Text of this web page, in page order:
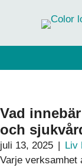
Vad
och
juli 13, 2025 | Liv
Varje verksamhet